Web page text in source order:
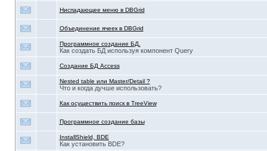
Ниспадающее меню в DBGrid
Объединение ячеек в DBGrid
Программное создание БД.
Как создать БД используя компонент Query
Создание БД Access
Nested table или Master/Detail ?
Что и когда дучше использовать?
Как осуществить поиск в TreeView
Программное создание базы
InstallShield, BDE
Как установить BDE?